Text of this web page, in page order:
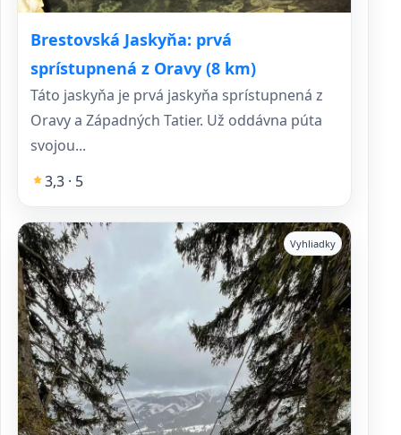
Brestovská Jaskyňa: prvá
sprístupnená z Oravy (8 km)
Táto jaskyňa je prvá jaskyňa sprístupnená z
Oravy a Západných Tatier. Už oddávna púta
svojou...
3,3 · 5
Vyhliadky